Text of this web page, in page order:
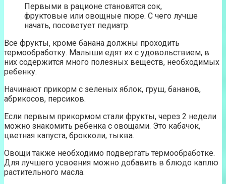
Первыми в рационе становятся сок,
фруктовые или овощные пюре. С чего лучше
начать, посоветует педиатр.
Все фрукты, кроме банана должны проходить
термообработку. Малыши едят их с удовольствием, в
них содержится много полезных веществ, необходимых
ребенку.
Начинают прикорм с зеленых яблок, груш, бананов,
абрикосов, персиков.
Если первым прикормом стали фрукты, через 2 недели
можно знакомить ребенка с овощами. Это кабачок,
цветная капуста, брокколи, тыква.
Овощи также необходимо подвергать термообработке.
Для лучшего усвоения можно добавить в блюдо каплю
растительного масла.